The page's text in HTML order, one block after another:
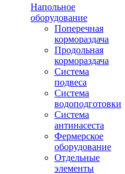
Напольное
оборудование
Поперечная
кормораздача
Продольная
кормораздача
Система
подвеса
Система
водоподготовки
Система
антинасеста
Фермерское
оборудование
Отдельные
элементы